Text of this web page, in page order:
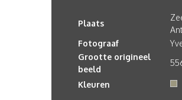
Plaats
Fotograaf
Grootte origineel
beeld
Kleuren